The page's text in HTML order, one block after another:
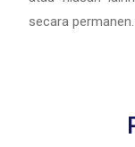
secara permanen.